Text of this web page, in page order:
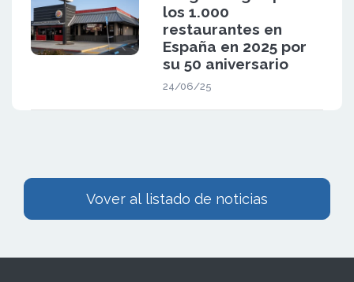
los 1.000
restaurantes en
España en 2025 por
su 50 aniversario
24/06/25
Vover al listado de noticias